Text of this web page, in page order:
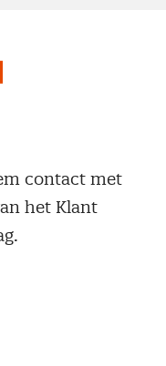
contact met
het Klant